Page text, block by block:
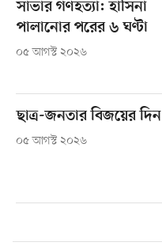
সাভার গণহত্যা: হাসিনা
পালানোর পরের ৬ ঘণ্টা
০৫ আগস্ট ২০২৬
ছাত্র-জনতার বিজয়ের দিন
০৫ আগস্ট ২০২৬